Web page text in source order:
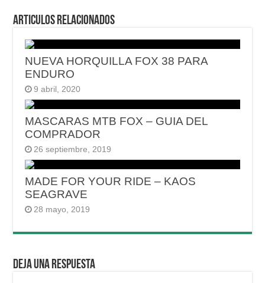
Articulos relacionados
NUEVA HORQUILLA FOX 38 PARA
ENDURO
9 abril, 2020
MASCARAS MTB FOX – GUIA DEL
COMPRADOR
26 septiembre, 2019
MADE FOR YOUR RIDE – KAOS
SEAGRAVE
28 mayo, 2019
Deja una respuesta